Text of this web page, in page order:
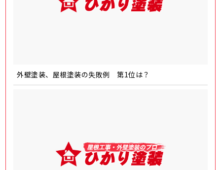
外壁塗装、屋根塗装の失敗例 第1位は？